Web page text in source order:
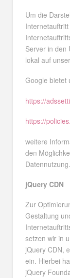
Um die
Server in den
lokal auf
Google bietet
https://
https://
weitere
den
Datennutzung.
jQuery CDN
Zur
Gestaltung
setzen wir in
jQuery CDN,
ein. Hierbei
jQuery